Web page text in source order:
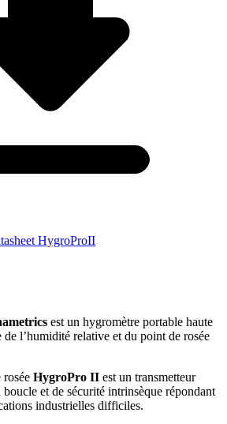
HygroProII
est un hygromètre portable haute
l’humidité relative et du point de rosée
HygroPro II est un transmetteur
et de sécurité intrinsèque répondant
industrielles difficiles.